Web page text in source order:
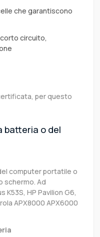
che garantiscono
circuito,
per questo
batteria o del
computer portatile o
schermo. Ad
K53S, HP Pavilion G6,
APX8000 APX6000